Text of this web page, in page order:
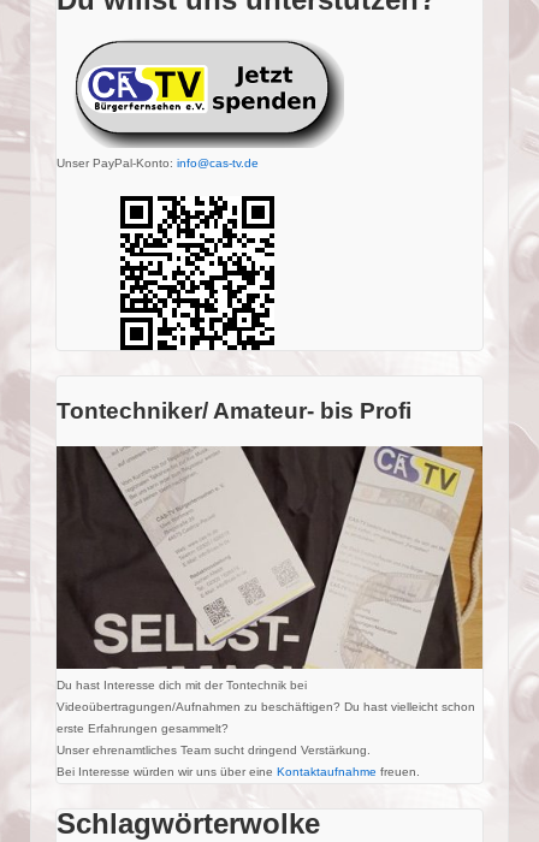
Unser PayPal-Konto: info@cas-tv.de
Tontechniker/ Amateur- bis Profi
Du hast Interesse dich mit der Tontechnik bei
Videoübertragungen/Aufnahmen zu beschäftigen? Du hast vielleicht schon
erste Erfahrungen gesammelt?
Unser ehrenamtliches Team sucht dringend Verstärkung.
Bei Interesse würden wir uns über eine Kontaktaufnahme freuen.
Schlagwörterwolke